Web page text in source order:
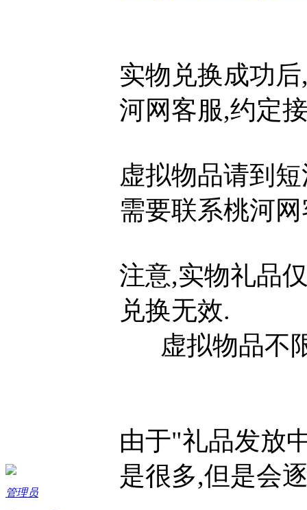
管理员
实物兑换成功
河网客服,约定
虚拟物品请到
需要联系桃河
注意,实物礼品
兑换无效.
虚拟物品不
由于"礼品发放
是很多,但是会